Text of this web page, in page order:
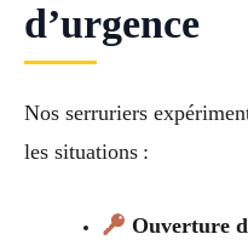
d’urgence
Nos serruriers
les situations :
Ouverture